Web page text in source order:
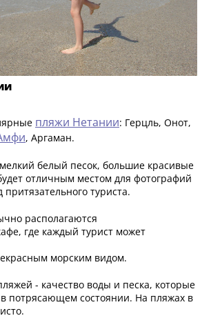
пляжи Нетании: Герцль, Онот,
, Аргаман.
белый песок, большие красивые
отличным местом для фотографий
притязательного туриста.
располагаются
где каждый турист может
морским видом.
- качество воды и песка, которые
потрясающем состоянии. На пляжах в